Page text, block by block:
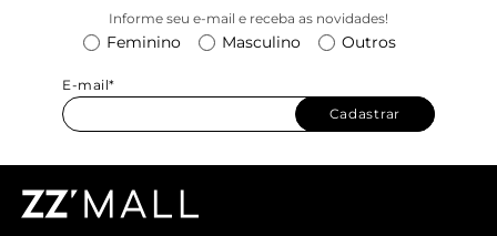
Informe seu e-mail e receba as novidades!
Feminino Masculino Outros
E-mail*
Cadastrar